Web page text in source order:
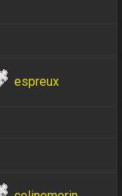
espreux